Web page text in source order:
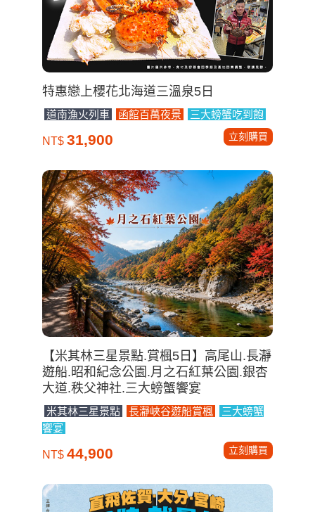
特惠戀上櫻花北海道三溫泉5日
道南漁火列車 函館百萬夜景 三大螃蟹吃到飽
NT$ 31,900 立刻購買
【米其林三星景點.賞楓5日】高尾山.長瀞
遊船.昭和紀念公園.月之石紅葉公園.銀杏
大道.秩父神社.三大螃蟹饗宴
米其林三星景點 長瀞峽谷遊船賞楓
三大螃蟹
饗宴
NT$ 44,900 立刻購買